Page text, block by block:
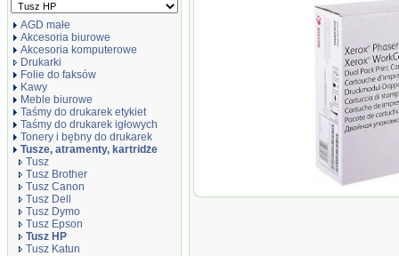
AGD małe
Akcesoria biurowe
Akcesoria komputerowe
Drukarki
Folie do faksów
Kawy
Meble biurowe
Taśmy do drukarek etykiet
Taśmy do drukarek igłowych
Tonery i bębny do drukarek
Tusze, atramenty, kartridże
Tusz
Tusz Brother
Tusz Canon
Tusz Dell
Tusz Dymo
Tusz Epson
Tusz HP
Tusz Katun
Oryginał Tusz